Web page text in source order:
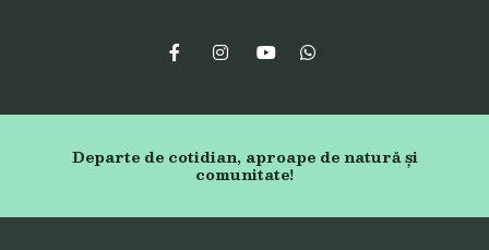
Departe de cotidian, aproape de natură și
comunitate!